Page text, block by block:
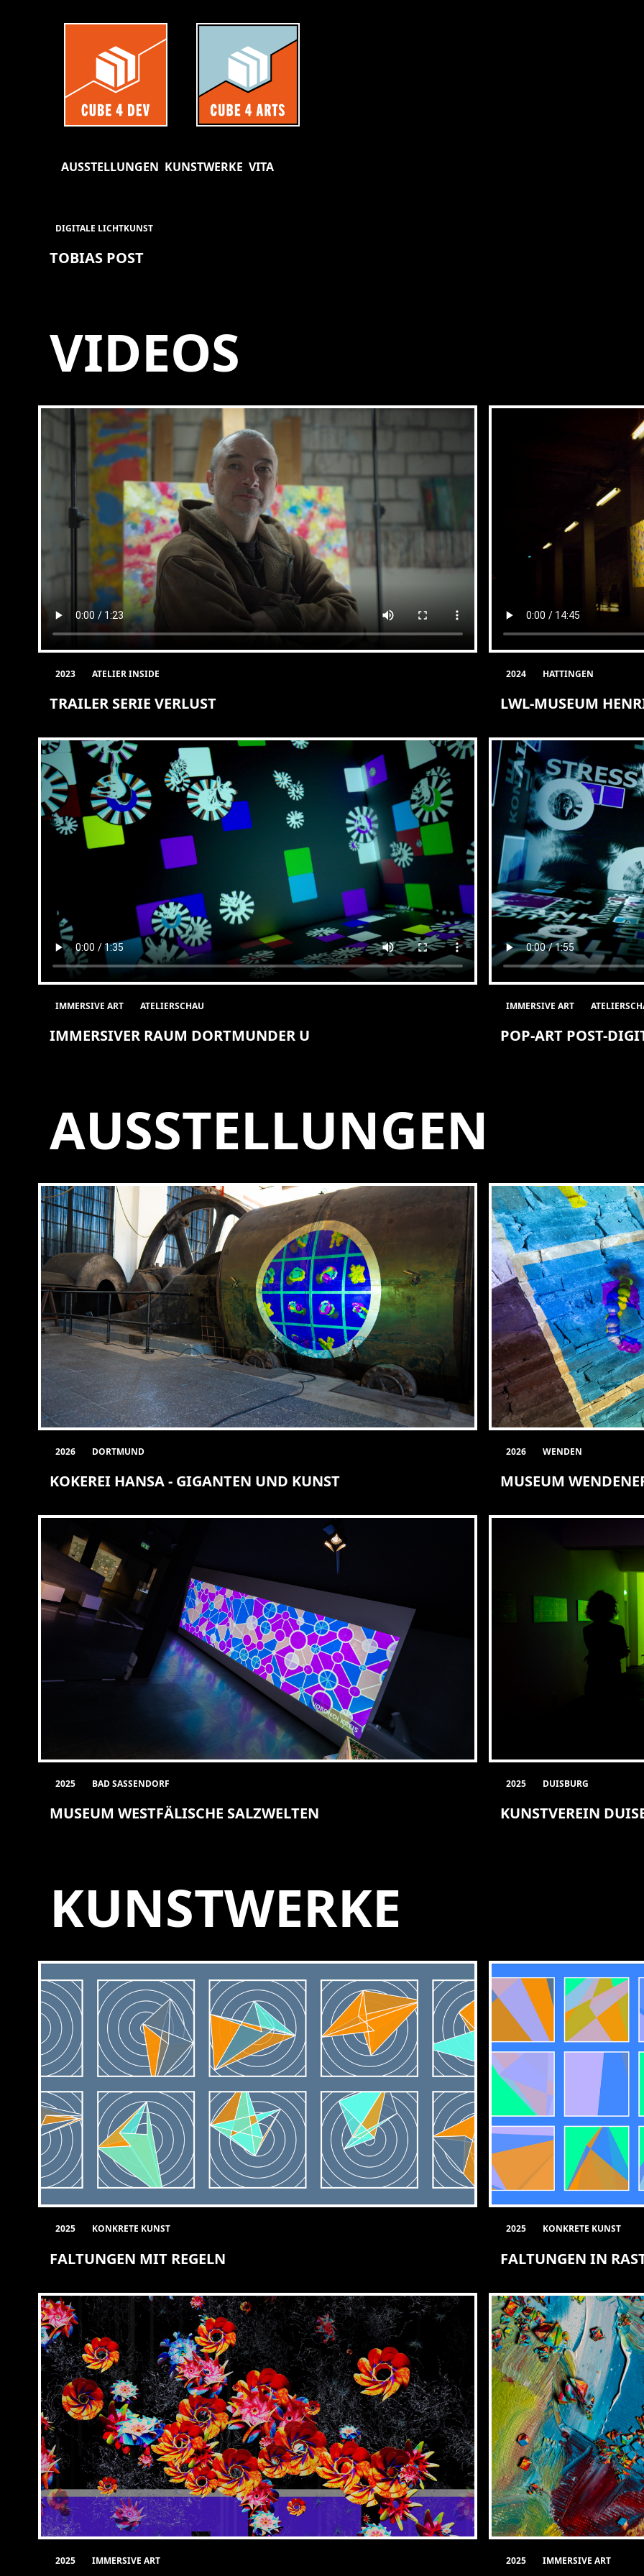
AUSSTELLUNGEN KUNSTWERKE VITA
DIGITALE LICHTKUNST
TOBIAS POST
VIDEOS
2023 ATELIER INSIDE
TRAILER SERIE VERLUST
2024 HATTINGEN
LWL-MUSEUM
IMMERSIVE ART ATELIERSCHAU
IMMERSIVER RAUM DORTMUNDER U
IMMERSIVE ART
POP-ART POST-
AUSSTELLUNGEN
2026 DORTMUND
KOKEREI HANSA - GIGANTEN UND KUNST
2026 WENDEN
MUSEUM
2025 BAD SASSENDORF
MUSEUM WESTFÄLISCHE SALZWELTEN
2025 DUISBURG
KUNSTVEREIN
KUNSTWERKE
2025 KONKRETE KUNST
FALTUNGEN MIT REGELN
2025 KONKRETE KUNST
FALTUNGEN IN
2025 IMMERSIVE ART 2025 IMMERSIVE ART